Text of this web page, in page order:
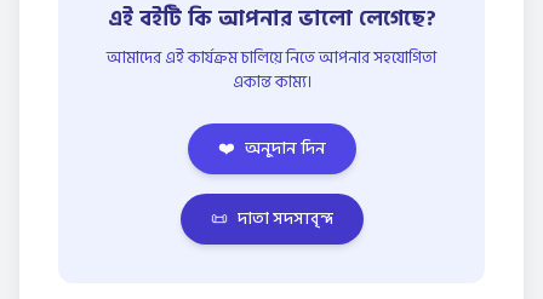
এই বইটি কি আপনার ভালো লেগেছে?
আমাদের এই কার্যক্রম চালিয়ে নিতে আপনার সহযোগিতা
একান্ত কাম্য।
❤️ অনুদান দিন
📜 দাতা সদস্যবৃন্দ